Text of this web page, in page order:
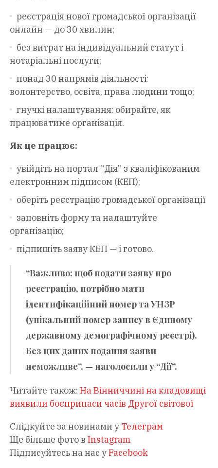
реєстрація нової громадської організації
онлайн — до 30 хвилин;
без витрат на індивідуальний статут і
нотаріальні послуги;
понад 30 напрямів діяльності:
волонтерство, освіта, права людини тощо;
гнучкі налаштування: обирайте, як
працюватиме організація.
Як це працює:
увійдіть на портал “Дія” з кваліфікованим
електронним підписом (КЕП);
оберіть реєстрацію громадської організації
заповніть форму та налаштуйте
організацію;
підпишіть заяву КЕП — і готово.
“Важливо: щоб подати заяву про
реєстрацію, потрібно мати
ідентифікаційний номер та УНЗР
(унікальний номер запису в Єдиному
державному демографічному реєстрі).
Без цих даних подання заяви
неможливе”, — наголосили у “Дії”.
Читайте також: На Вінниччині на кладовищі
виявили боєприпаси часів Другої світової
Слідкуйте за новинами у Телеграм
Ще більше фото в Instagram
Підписуйтесь на нас уFacebook